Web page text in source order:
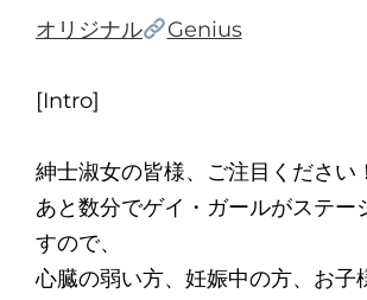
オリジナル Genius
[Intro]
紳士淑女の皆様、ご注目ください！
あと数分でゲイ・ガールがステー
すので、
心臓の弱い方、妊娠中の方、お子